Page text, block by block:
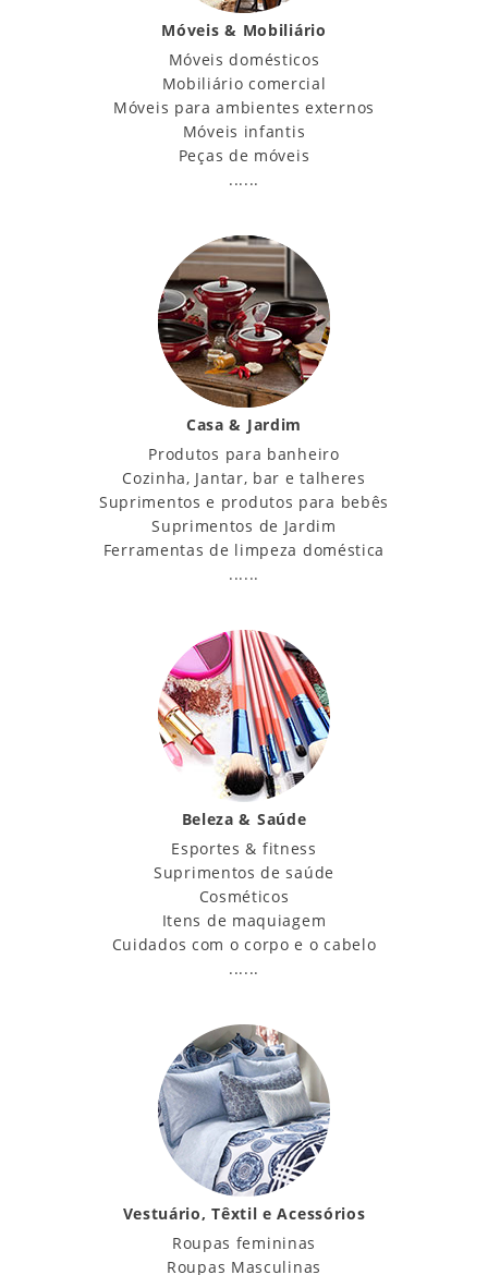
Móveis & Mobiliário
Móveis domésticos
Mobiliário comercial
Móveis para ambientes externos
Móveis infantis
Peças de móveis
......
Casa & Jardim
Produtos para banheiro
Cozinha, Jantar, bar e talheres
Suprimentos e produtos para bebês
Suprimentos de Jardim
Ferramentas de limpeza doméstica
......
Beleza & Saúde
Esportes & fitness
Suprimentos de saúde
Cosméticos
Itens de maquiagem
Cuidados com o corpo e o cabelo
......
Vestuário, Têxtil e Acessórios
Roupas femininas
Roupas Masculinas